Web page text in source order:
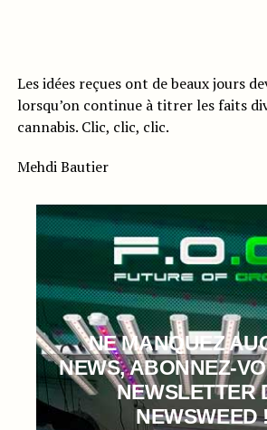
Les idées reçues ont de beaux jours
lorsqu’on continue à titrer les faits
cannabis. Clic, clic, clic.
Mehdi Bautier
NE MANQUEZ
NEWS, ABONNEZ-
NEWSLETTER
NEWSWEED